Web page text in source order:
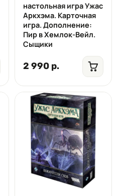
настольная игра Ужас
Аркхэма. Карточная
игра. Дополнение:
Пир в Хемлок-Вейл.
Сыщики
2 990 р.